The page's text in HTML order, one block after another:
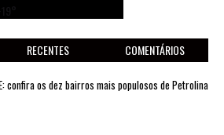
RECENTES COMENTÁRIOS
confira os dez bairros mais populosos de Petrolina